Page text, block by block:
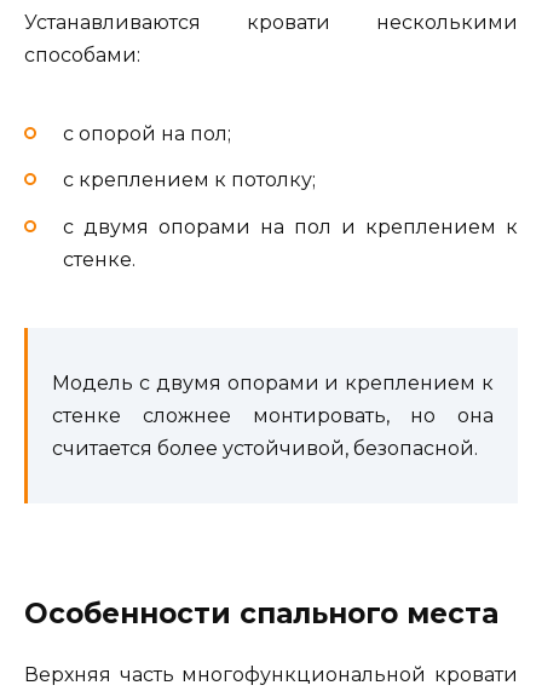
Устанавливаются кровати несколькими
способами:
с опорой на пол;
с креплением к потолку;
с двумя опорами на пол и креплением к
стенке.
Модель с двумя опорами и креплением к
стенке сложнее монтировать, но она
считается более устойчивой, безопасной.
Особенности спального места
Верхняя часть многофункциональной кровати